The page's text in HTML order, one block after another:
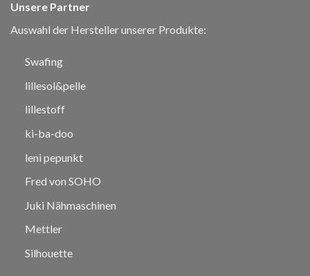
Unsere Partner
Auswahl der Hersteller unserer Produkte:
Swafing
lillesol&pelle
lillestoff
ki-ba-doo
leni pepunkt
Fred von SOHO
Juki Nähmaschinen
Mettler
Silhouette